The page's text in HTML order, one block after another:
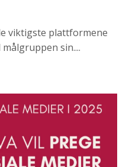
viktigste plattformene
sin....